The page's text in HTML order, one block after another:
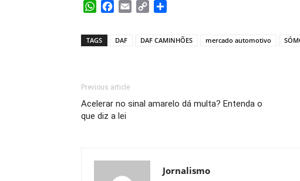
WhatsApp
Facebook
Email Copy
TAGS DAF DAF CAMINHÕES mercado automotivo
Previous article
Acelerar no sinal amarelo dá multa? Entenda o
que diz a lei
Jornalismo